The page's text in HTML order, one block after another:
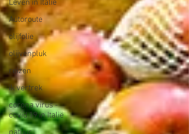
Leven in Italië
Autoroute
olijfolie
olijvenpluk
reizen
ik vertrek
corona virus -
covid 19 in Italië